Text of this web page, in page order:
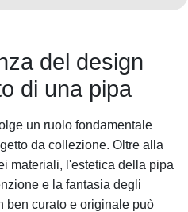
del design
di una pipa
un ruolo fondamentale
da collezione. Oltre alla
materiali, l'estetica della pipa
e la fantasia degli
ben curato e originale può